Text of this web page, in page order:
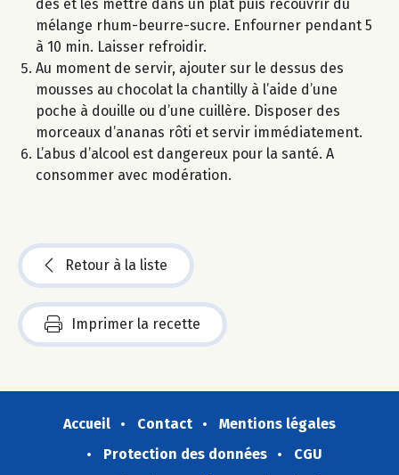
dés et les mettre dans un plat puis recouvrir du
mélange rhum-beurre-sucre. Enfourner pendant 5
à 10 min. Laisser refroidir.
Au moment de servir, ajouter sur le dessus des
mousses au chocolat la chantilly à l’aide d’une
poche à douille ou d’une cuillère. Disposer des
morceaux d’ananas rôti et servir immédiatement.
L’abus d’alcool est dangereux pour la santé. A
consommer avec modération.
Retour à la liste
Imprimer la recette
Accueil Contact
Mentions légales
Protection des données
CGU